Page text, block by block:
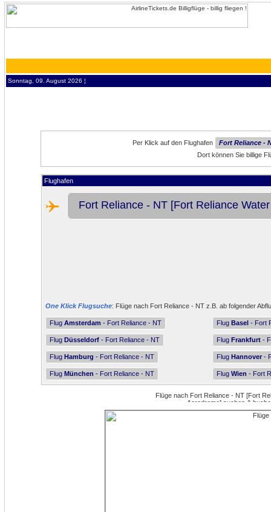
Sonntag, 09. August 2026 ¦
Per Klick auf den Flughafen
Fort Reliance -
Dort können Sie billige
Flughafen
Fort Reliance - NT [Fort Reliance
One Klick Flugsuche: Flüge nach Fort Reliance - NT z.B. ab folgender
Flug Amsterdam - Fort Reliance - NT Flug Basel - Fort
Flug Düsseldorf - Fort Reliance - NT Flug Frankfurt -
Flug Hamburg - Fort Reliance - NT Flug Hannover -
Flug München - Fort Reliance - NT Flug Wien - Fort